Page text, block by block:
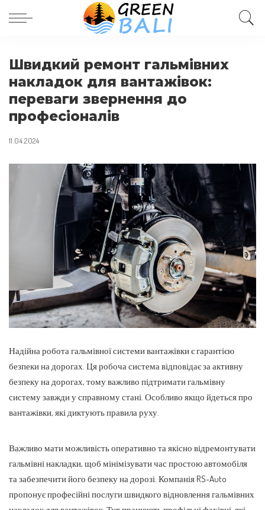
Швидкий ремонт гальмівних
накладок для вантажівок:
переваги звернення до
професіоналів
11.04.2024
Надійна робота гальмівної системи вантажівки є гарантією
безпеки на дорогах. Ця робоча система відповідає за активну
безпеку на дорогах, тому важливо підтримати гальмівну
систему завжди у справному стані. Особливо якщо йдеться про
вантажівки, які диктують правила руху.
Важливо мати можливість оперативно та якісно відремонтувати
гальмівні накладки, щоб мінімізувати час простою автомобіля
та забезпечити його безпеку на дорозі. Компанія RS-Auto
пропонує професійні послуги швидкого відновлення гальмівних